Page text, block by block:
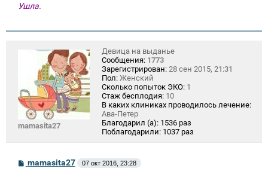
Ушла.
mamasita27
Девица на выданье
Сообщения: 1773
Зарегистрирован: 28 сен 2015, 21:31
Пол: Женский
Сколько попыток ЭКО: 1
Стаж бесплодия: 10
В каких клиниках проводилось лечение:
Ава-Петер
Благодарил (а): 1536 раз
Поблагодарили: 1037 раз
С
о
mamasita27 07 окт 2016, 23:28